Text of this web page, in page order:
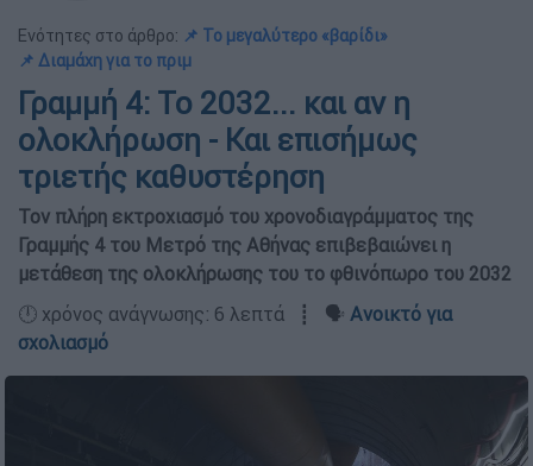
Ενότητες στο άρθρο: 📌 Το μεγαλύτερο «βαρίδι»
📌 Διαμάχη για το πριμ
Γραμμή 4: Το 2032... και αν η
ολοκλήρωση - Και επισήμως
τριετής καθυστέρηση
Τον πλήρη εκτροχιασμό του χρονοδιαγράμματος της
Γραμμής 4 του Μετρό της Αθήνας επιβεβαιώνει η
μετάθεση της ολοκλήρωσης του το φθινόπωρο του 2032
🕛 χρόνος ανάγνωσης: 6 λεπτά ┋ 🗣️ Ανοικτό για
σχολιασμό